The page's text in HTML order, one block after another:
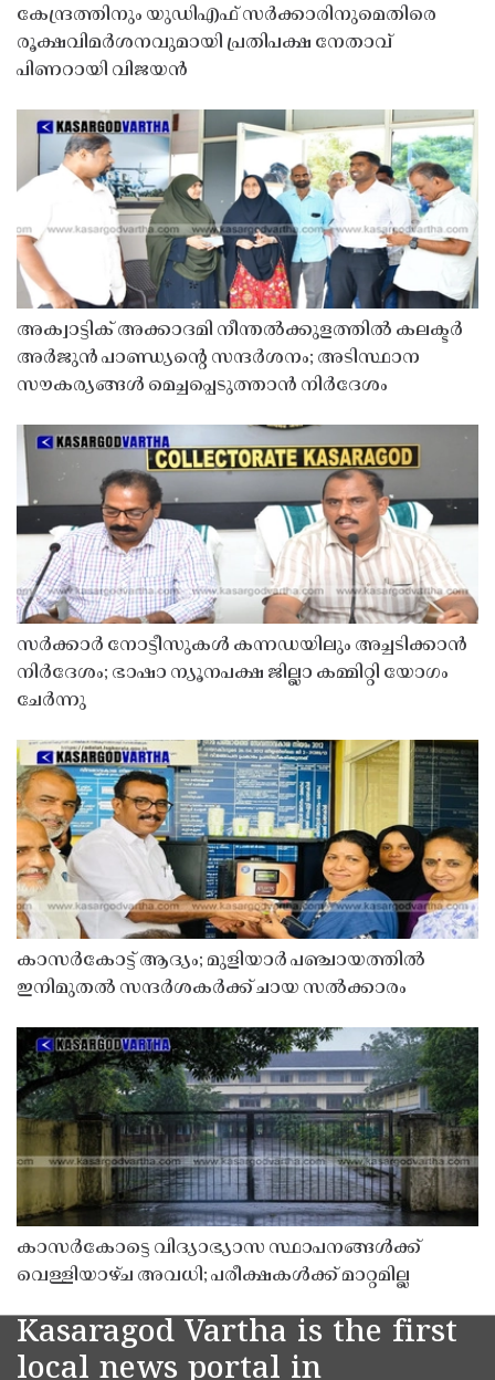
കേന്ദ്രത്തിനും യുഡിഎഫ് സർക്കാരിനുമെതിരെ
രൂക്ഷവിമർശനവുമായി പ്രതിപക്ഷ നേതാവ്
പിണറായി വിജയൻ
അക്വാട്ടിക് അക്കാദമി നീന്തൽക്കുളത്തിൽ കലക്ടർ
അർജുൻ പാണ്ഡ്യൻ്റെ സന്ദർശനം; അടിസ്ഥാന
സൗകര്യങ്ങൾ മെച്ചപ്പെടുത്താൻ നിർദേശം
സർക്കാർ നോട്ടീസുകൾ കന്നഡയിലും അച്ചടിക്കാൻ
നിർദേശം; ഭാഷാ ന്യൂനപക്ഷ ജില്ലാ കമ്മിറ്റി യോഗം
ചേർന്നു
കാസർകോട്ട് ആദ്യം; മുളിയാർ പഞ്ചായത്തിൽ
ഇനിമുതൽ സന്ദർശകർക്ക് ചായ സൽക്കാരം
കാസർകോട്ടെ വിദ്യാഭ്യാസ സ്ഥാപനങ്ങൾക്ക്
വെള്ളിയാഴ്ച അവധി; പരീക്ഷകൾക്ക് മാറ്റമില്ല
Kasaragod Vartha is the first
local news portal in